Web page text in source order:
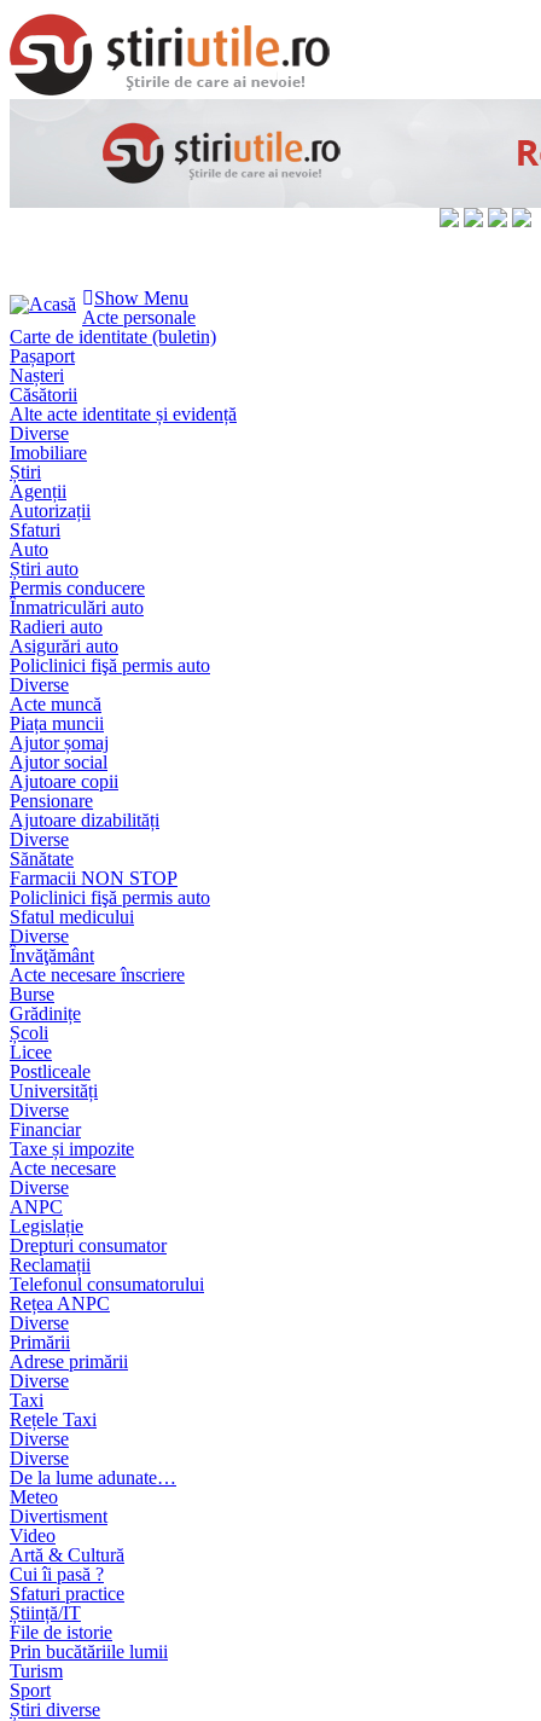
Show Menu
Acte personale
Carte de identitate (buletin)
Pașaport
Nașteri
Căsătorii
Alte acte identitate și evidență
Diverse
Imobiliare
Știri
Agenții
Autorizații
Sfaturi
Auto
Știri auto
Permis conducere
Înmatriculări auto
Radieri auto
Asigurări auto
Policlinici fişă permis auto
Diverse
Acte muncă
Piața muncii
Ajutor șomaj
Ajutor social
Ajutoare copii
Pensionare
Ajutoare dizabilități
Diverse
Sănătate
Farmacii NON STOP
Policlinici fişă permis auto
Sfatul medicului
Diverse
Învăţământ
Acte necesare înscriere
Burse
Grădinițe
Școli
Licee
Postliceale
Universități
Diverse
Financiar
Taxe și impozite
Acte necesare
Diverse
ANPC
Legislație
Drepturi consumator
Reclamații
Telefonul consumatorului
Rețea ANPC
Diverse
Primării
Adrese primării
Diverse
Taxi
Rețele Taxi
Diverse
Diverse
De la lume adunate…
Meteo
Divertisment
Video
Artă & Cultură
Cui îi pasă ?
Sfaturi practice
Știință/IT
File de istorie
Prin bucătăriile lumii
Turism
Sport
Știri diverse